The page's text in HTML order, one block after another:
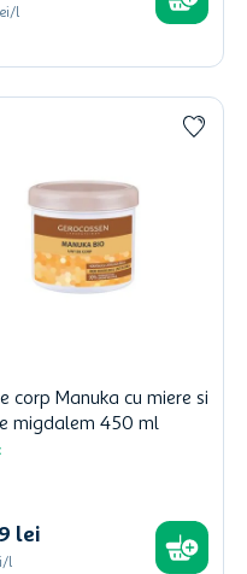
l
corp Manuka cu miere si
migdalem 450 ml
lei
l